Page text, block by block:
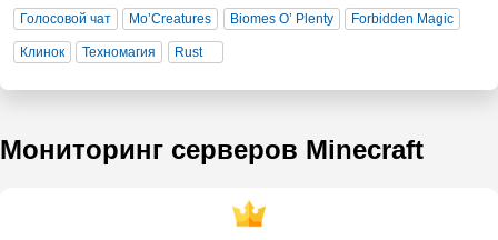
Голосовой чат Mo’Creatures Biomes O’ Plenty Forbidden Magic
Клинок Техномагия Rust
Мониторинг серверов Minecraft